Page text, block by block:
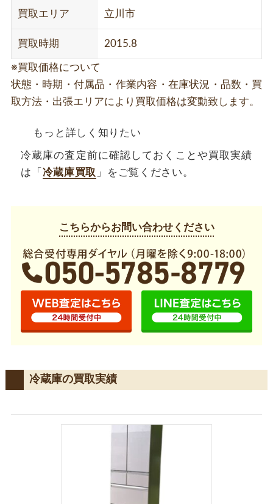
買取エリア 立川市
買取時期 2015.8
※買取価格について
状態・時期・付属品・作業内容・在庫状況・品数・買
取方法・出張エリアにより買取価格は変動致します。
もっと詳しく知りたい
冷蔵庫の査定前に確認しておくことや買取実績
は「 冷蔵庫買取 」をご覧ください。
こちらからお問い合わせください
冷蔵庫の買取実績